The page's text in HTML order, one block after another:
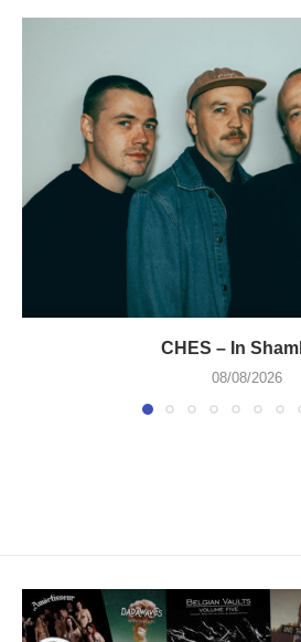
CHES – In
08/08/2026